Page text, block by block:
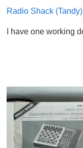
Radio Shack
I have one working